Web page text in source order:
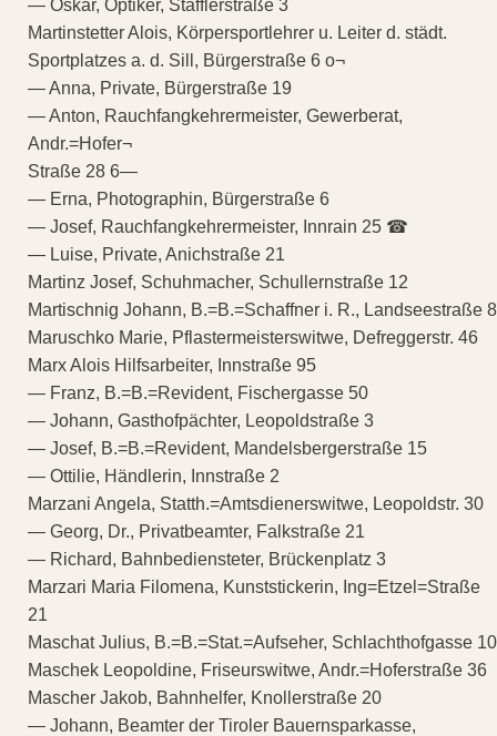
— Oskar, Optiker, Stafflerstraße 3
Martinstetter Alois, Körpersportlehrer u. Leiter d. städt.
Sportplatzes a. d. Sill, Bürgerstraße 6 o¬
— Anna, Private, Bürgerstraße 19
— Anton, Rauchfangkehrermeister, Gewerberat,
Andr.=Hofer¬
Straße 28 6—
— Erna, Photographin, Bürgerstraße 6
— Josef, Rauchfangkehrermeister, Innrain 25 ☎
— Luise, Private, Anichstraße 21
Martinz Josef, Schuhmacher, Schullernstraße 12
Martischnig Johann, B.=B.=Schaffner i. R., Landseestraße 8
Maruschko Marie, Pflastermeisterswitwe, Defreggerstr. 46
Marx Alois Hilfsarbeiter, Innstraße 95
— Franz, B.=B.=Revident, Fischergasse 50
— Johann, Gasthofpächter, Leopoldstraße 3
— Josef, B.=B.=Revident, Mandelsbergerstraße 15
— Ottilie, Händlerin, Innstraße 2
Marzani Angela, Statth.=Amtsdienerswitwe, Leopoldstr. 30
— Georg, Dr., Privatbeamter, Falkstraße 21
— Richard, Bahnbediensteter, Brückenplatz 3
Marzari Maria Filomena, Kunststickerin, Ing=Etzel=Straße
21
Maschat Julius, B.=B.=Stat.=Aufseher, Schlachthofgasse 10
Maschek Leopoldine, Friseurswitwe, Andr.=Hoferstraße 36
Mascher Jakob, Bahnhelfer, Knollerstraße 20
— Johann, Beamter der Tiroler Bauernsparkasse,